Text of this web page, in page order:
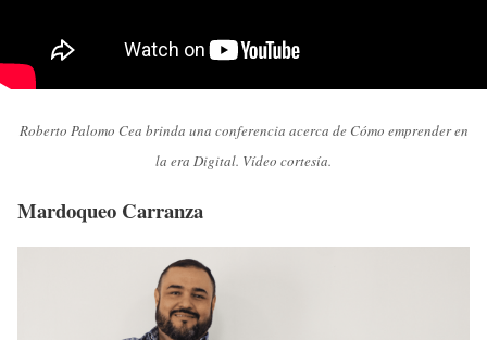
Roberto Palomo Cea brinda una conferencia acerca de Cómo emprender en
la era Digital. Vídeo cortesía.
Mardoqueo Carranza